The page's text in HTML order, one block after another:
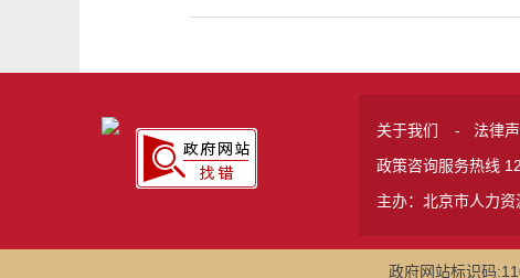
关于我们 - 法律
政策咨询服务热线
主办：北京市人力
政府网站标识码